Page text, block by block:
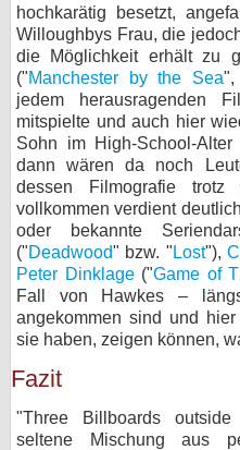
hochkarätig besetzt,
Willoughbys Frau, die
die Möglichkeit erhält zu
("Manchester by the Sea
jedem herausragenden
mitspielte und auch hier
Sohn im High-School-
dann wären da noch
dessen Filmografie
vollkommen verdient
oder bekannte
("Deadwood" bzw. " Lost"),
Peter Dinklage("Game of
Fall von Hawkes –
angekommen sind und
sie haben, zeigen können,
Fazit
"Three Billboards
seltene Mischung aus